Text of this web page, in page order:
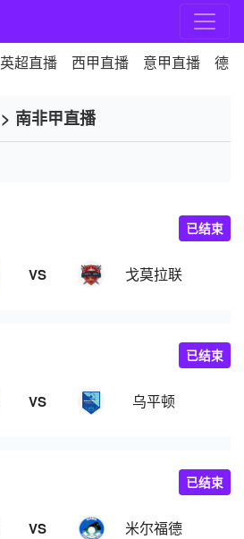
英超直播 西甲直播 意甲直播 德
> 南非甲直播
VS 戈莫拉联
已结束
VS 乌平顿
已结束
VS 米尔福德
已结束